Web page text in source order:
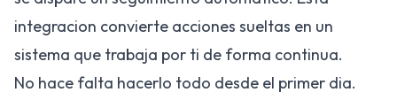
integracion convierte acciones sueltas en un
sistema que trabaja por ti de forma continua.
No hace falta hacerlo todo desde el primer dia.